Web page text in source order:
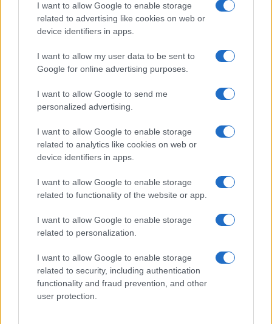
I want to allow Google to enable storage
related to advertising like cookies on web or
device identifiers in apps.
I want to allow my user data to be sent to
Google for online advertising purposes.
I want to allow Google to send me
personalized advertising.
I want to allow Google to enable storage
related to analytics like cookies on web or
device identifiers in apps.
I want to allow Google to enable storage
related to functionality of the website or app.
I want to allow Google to enable storage
related to personalization.
I want to allow Google to enable storage
related to security, including authentication
functionality and fraud prevention, and other
user protection.
ICA Milano presenta mostre, concerti e letture per
l’autunno 2026
NEWS E ATTUALITÀ
Codacons denuncia: i problemi che affliggono la Sicilia
tra carburanti, spiagge e incendi
Matteo Pellegrino · 25 Lug 2026